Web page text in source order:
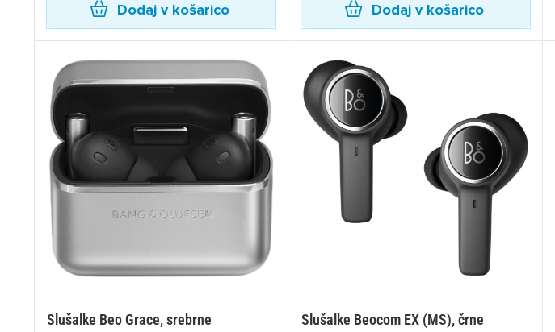
Dodaj v košarico Dodaj v košarico
Slušalke Beo Grace, srebrne Slušalke Beocom EX (MS), črne